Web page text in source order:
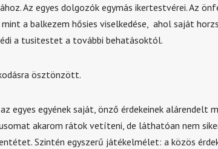
Az egyes dolgozók egymás ikertestvérei. Az
a balkezem hősies viselkedése, ahol saját
a tusitestet a további behatásoktól.
ösztönzött.
egyes egyének saját, önző érdekeinek alárendelt
akarom rátok vetíteni, de láthatóan nem
Szintén egyszerű játékelmélet: a közös